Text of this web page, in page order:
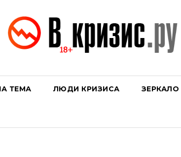
ТЕМА ЛЮДИ КРИЗИСА ЗЕРКАЛО